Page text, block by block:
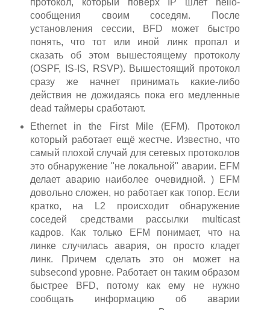
протокол, который поверх IP шлет hello-
сообщения своим соседям. После
установления сессии, BFD может быстро
понять, что тот или иной линк пропал и
сказать об этом вышестоящему протоколу
(OSPF, IS-IS, RSVP). Вышестоящий протокол
сразу же начнет принимать какие-либо
действия не дожидаясь пока его медленные
dead таймеры сработают.
Ethernet in the First Mile (EFM). Протокол
который работает ещё жестче. Известно, что
самый плохой случай для сетевых протоколов
это обнаружение "не локальной" аварии. EFM
делает аварию наиболее очевидной. ) EFM
довольно сложен, но работает как топор. Если
кратко, на L2 происходит обнаружение
соседей средствами рассылки multicast
кадров. Как только EFM понимает, что на
линке случилась авария, он просто кладет
линк. Причем сделать это он может на
subsecond уровне. Работает он таким образом
быстрее BFD, потому как ему не нужно
сообщать информацию об аварии